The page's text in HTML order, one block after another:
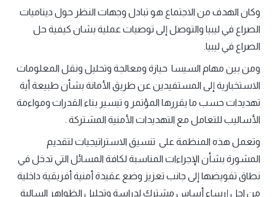
وكان الهدف من الاجتماع هو تبادل وجهات النظر حول ديناميات
الصراع في ليبيا والتوصل إلى توصيات عملية بشان كيفية حل
الصراع في ليبيا.
ومن بين مهام السيسا حيازة ومعالجة وتحليل ونقل المعلومات
الاستخبارية إلى المستفيدين عن طريق الأمانة بشأن طبيعة أية
تهديدات حسب ما يقررها المؤتمر و تيسير بناء القدرات ومواءمة
الأساليب للتعامل مع التهديدات الأمنية المشتركة .
وتعمل هذه المنظمة على تنسيق الاستراتيجيات لتقديم
المشورة بشأن الإجراءات المناسبة لكافة المسائل التي تدخل في
نطاق تفويضها إلى جانب تعزيز وضع عقيدة أمنية أفريقية داخلية
من اجل إرساء أساس مشترك لدراسة وتحليل الظواهر السالبة